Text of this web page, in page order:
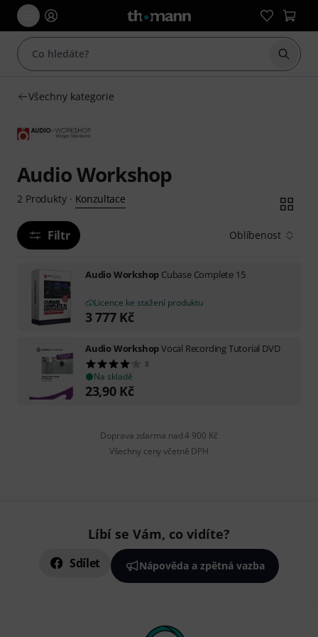
Začít
Všechny kategorie
Audio Workshop
2 Produkty· Konzultace
Filtr Oblíbenost
Audio Workshop Cubase Complete 15
Licence ke stažení produktu
3 777 Kč
Audio WorkshopVocal Recording Tutorial DVD
8
Na skladě
23,90 Kč
Doprava zdarma nad 4 900 Kč
Všechny ceny včetně DPH
Líbí se Vám, co vidíte?
Sdílet Nápověda a zpětná vazba